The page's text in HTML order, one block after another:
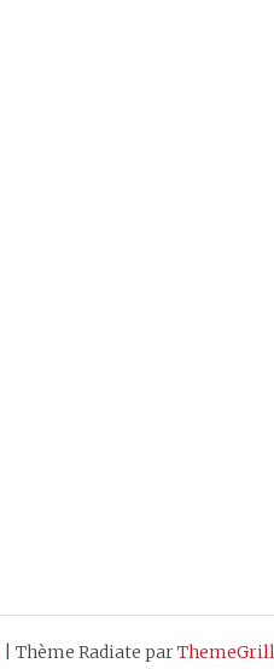
Thème Radiate parThemeGrill